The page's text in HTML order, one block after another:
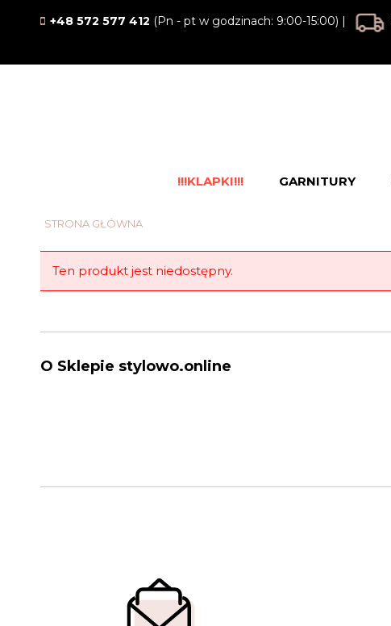
+48 572 577 412 (Pn - pt w godzinach: 9:00-15:00) |
!!!KLAPKI!!! GARNITURY
STRONA GŁÓWNA
Ten produkt jest niedostępny.
O Sklepie stylowo.online